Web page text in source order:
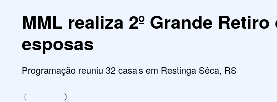
MML realiza 2º Grande
esposas
Programação reuniu 32 casais em Restinga Sêca, RS